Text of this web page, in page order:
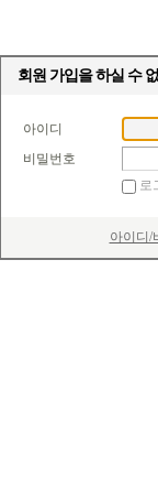
회원 가입을 하실 수
아이디
비밀번호
로
아이디/